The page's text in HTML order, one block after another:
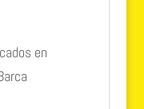
en